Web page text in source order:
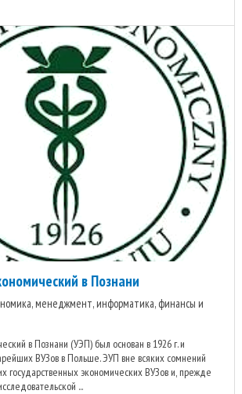
в Познани
менеджмент, информатика, финансы и
в Познани (УЭП) был основан в 1926 г. и
ВУЗов в Польше. ЭУП вне всяких сомнений
государственных экономических ВУЗов и, прежде
...